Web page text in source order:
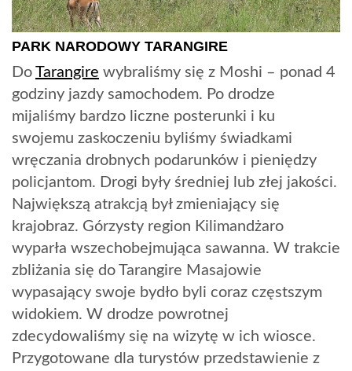
PARK NARODOWY TARANGIRE
Do Tarangire wybraliśmy się z Moshi – ponad 4
godziny jazdy samochodem. Po drodze
mijaliśmy bardzo liczne posterunki i ku
swojemu zaskoczeniu byliśmy świadkami
wręczania drobnych podarunków i pieniędzy
policjantom. Drogi były średniej lub złej jakości.
Największą atrakcją był zmieniający się
krajobraz. Górzysty region Kilimandżaro
wyparła wszechobejmująca sawanna. W trakcie
zbliżania się do Tarangire Masajowie
wypasający swoje bydło byli coraz częstszym
widokiem. W drodze powrotnej
zdecydowaliśmy się na wizytę w ich wiosce.
Przygotowane dla turystów przedstawienie z